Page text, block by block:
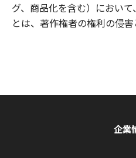
グ、商品化を含む）におい
とは、著作権者の権利の侵害
企業